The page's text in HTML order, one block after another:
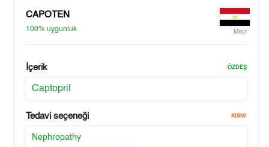
CAPOTEN
100%uygunluk Mısır
İçerik ÖZDEŞ
Captopril
Tedavi seçeneği KISMI
Nephropathy